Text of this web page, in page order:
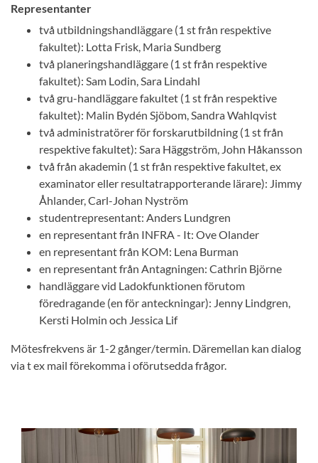
Representanter
två utbildningshandläggare (1 st från respektive
fakultet): Lotta Frisk, Maria Sundberg
två planeringshandläggare (1 st från respektive
fakultet): Sam Lodin, Sara Lindahl
två gru-handläggare fakultet (1 st från respektive
fakultet): Malin Bydén Sjöbom, Sandra Wahlqvist
två administratörer för forskarutbildning (1 st från
respektive fakultet): Sara Häggström, John Håkansson
två från akademin (1 st från respektive fakultet, ex
examinator eller resultatrapporterande lärare): Jimmy
Åhlander, Carl-Johan Nyström
studentrepresentant: Anders Lundgren
en representant från INFRA - It: Ove Olander
en representant från KOM: Lena Burman
en representant från Antagningen: Cathrin Björne
handläggare vid Ladokfunktionen förutom
föredragande (en för anteckningar): Jenny Lindgren,
Kersti Holmin och Jessica Lif
Mötesfrekvens är 1-2 gånger/termin. Däremellan kan dialog
via t ex mail förekomma i oförutsedda frågor.